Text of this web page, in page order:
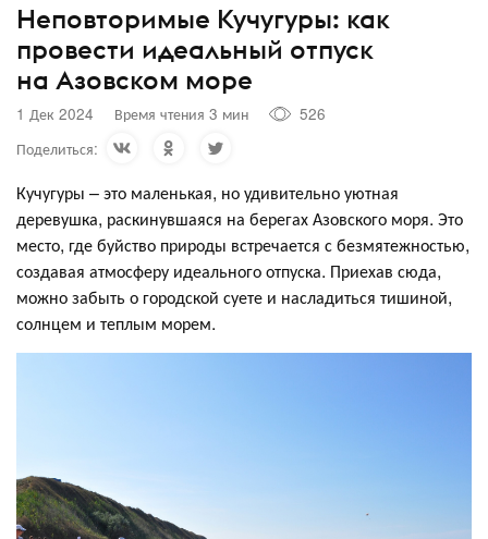
Неповторимые Кучугуры: как
провести идеальный отпуск
на Азовском море
1 Дек 2024 Время чтения 3 мин
526
Поделиться:
Кучугуры – это маленькая, но удивительно уютная
деревушка, раскинувшаяся на берегах Азовского моря. Это
место, где буйство природы встречается с безмятежностью,
создавая атмосферу идеального отпуска. Приехав сюда,
можно забыть о городской суете и насладиться тишиной,
солнцем и теплым морем.